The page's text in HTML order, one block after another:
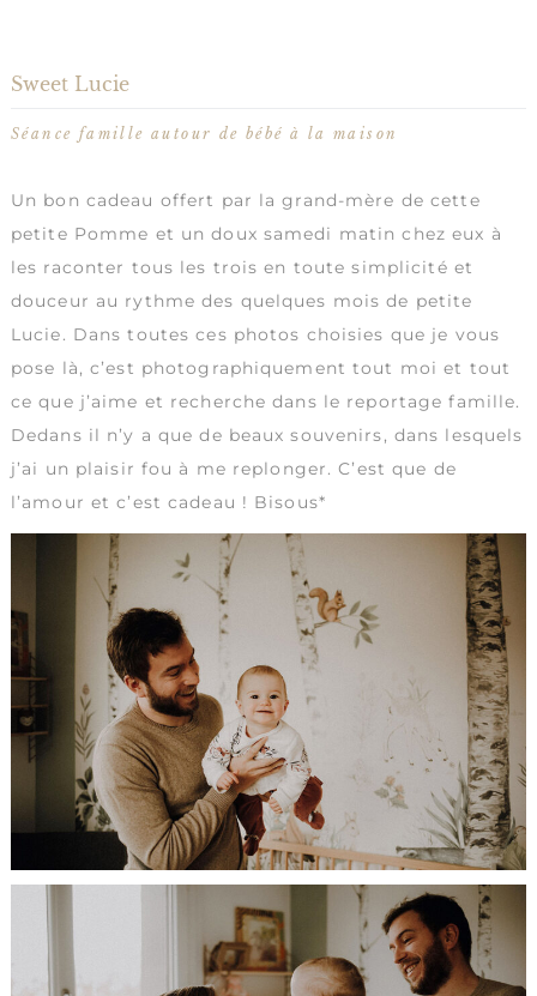
Sweet Lucie
Séance famille autour de bébé à la maison
Un bon cadeau offert par la grand-mère de cette
petite Pomme et un doux samedi matin chez eux à
les raconter tous les trois en toute simplicité et
douceur au rythme des quelques mois de petite
Lucie. Dans toutes ces photos choisies que je vous
pose là, c’est photographiquement tout moi et tout
ce que j’aime et recherche dans le reportage famille.
Dedans il n’y a que de beaux souvenirs, dans lesquels
j’ai un plaisir fou à me replonger. C’est que de
l’amour et c’est cadeau ! Bisous*